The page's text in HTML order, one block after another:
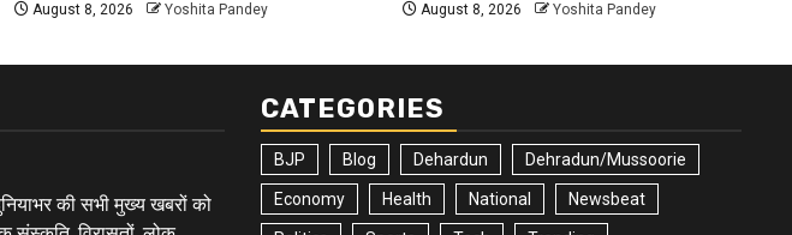
August 8, 2026 Yoshita Pandey August 8, 2026 Yoshita Pandey
की सभी मुख्य खबरों को
CATEGORIES
BJP Blog Dehardun Dehradun/Mussoorie
Economy Health National Newsbeat